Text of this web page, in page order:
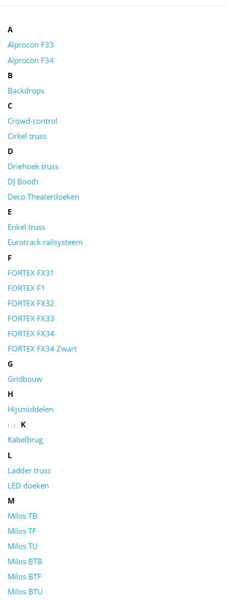
A
Alprocon F33
Alprocon F34
B
Backdrops
C
Crowd-control
Cirkel truss
D
Driehoek truss
DJ Booth
Deco Theaterdoeken
E
Enkel truss
Eurotrack railsysteem
F
FORTEX FX31
FORTEX F1
FORTEX FX32
FORTEX FX33
FORTEX FX34
FORTEX FX34 Zwart
G
Gridbouw
H
Hijsmiddelen
I J
K
Kabelbrug
L
Ladder truss
LED doeken
M
Milos TB
Milos TF
Milos TU
Milos BTB
Milos BTF
Milos BTU